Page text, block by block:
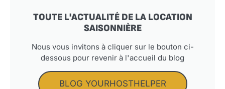
TOUTE L'ACTUALITÉ DE LA LOCATION
SAISONNIÈRE
Nous vous invitons à cliquer sur le bouton ci-
dessous pour revenir à l'accueil du blog
BLOG YOURHOSTHELPER